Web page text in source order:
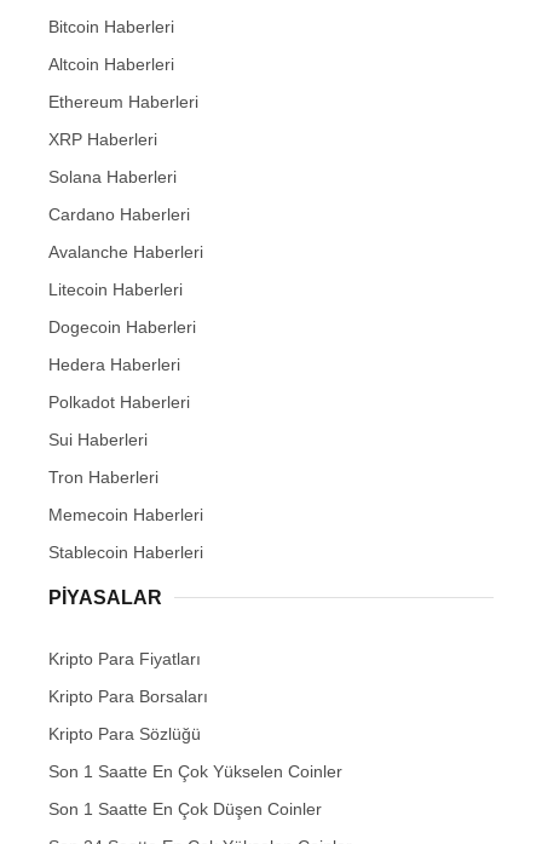
Bitcoin Haberleri
Altcoin Haberleri
Ethereum Haberleri
XRP Haberleri
Solana Haberleri
Cardano Haberleri
Avalanche Haberleri
Litecoin Haberleri
Dogecoin Haberleri
Hedera Haberleri
Polkadot Haberleri
Sui Haberleri
Tron Haberleri
Memecoin Haberleri
Stablecoin Haberleri
PIYASALAR
Kripto Para Fiyatları
Kripto Para Borsaları
Kripto Para Sözlüğü
Son 1 Saatte En Çok Yükselen Coinler
Son 1 Saatte En Çok Düşen Coinler